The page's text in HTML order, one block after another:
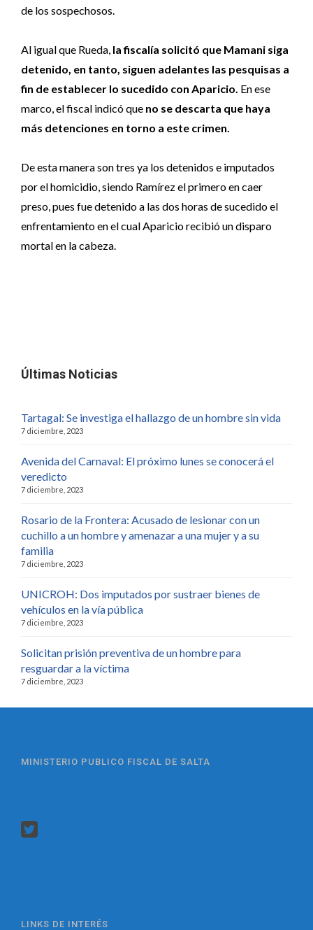
de los sospechosos.
Al igual que Rueda, la fiscalía solicitó que Mamani siga
detenido, en tanto, siguen adelantes las pesquisas a
fin de establecer lo sucedido con Aparicio. En ese
marco, el fiscal indicó que no se descarta que haya
más detenciones en torno a este crimen.
De esta manera son tres ya los detenidos e imputados
por el homicidio, siendo Ramírez el primero en caer
preso, pues fue detenido a las dos horas de sucedido el
enfrentamiento en el cual Aparicio recibió un disparo
mortal en la cabeza.
Últimas Noticias
Tartagal: Se investiga el hallazgo de un hombre sin vida
7 diciembre, 2023
Avenida del Carnaval: El próximo lunes se conocerá el
veredicto
7 diciembre, 2023
Rosario de la Frontera: Acusado de lesionar con un
cuchillo a un hombre y amenazar a una mujer y a su
familia
7 diciembre, 2023
UNICROH: Dos imputados por sustraer bienes de
vehículos en la vía pública
7 diciembre, 2023
Solicitan prisión preventiva de un hombre para
resguardar a la víctima
7 diciembre, 2023
MINISTERIO PUBLICO FISCAL DE SALTA
LINKS DE INTERÉS